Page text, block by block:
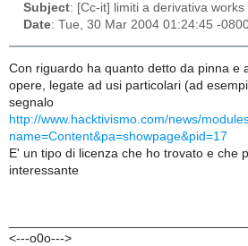
Subject: [Cc-it] limiti a derivativa works
Date: Tue, 30 Mar 2004 01:24:45 -
Con riguardo ha quanto detto da pinna e
opere, legate ad usi particolari (ad
segnalo
http://www.hacktivismo.com/news/
name=Content&pa=showpage&pid=17
E' un tipo di licenza che ho trovato e che
interessante
<---o0o--->